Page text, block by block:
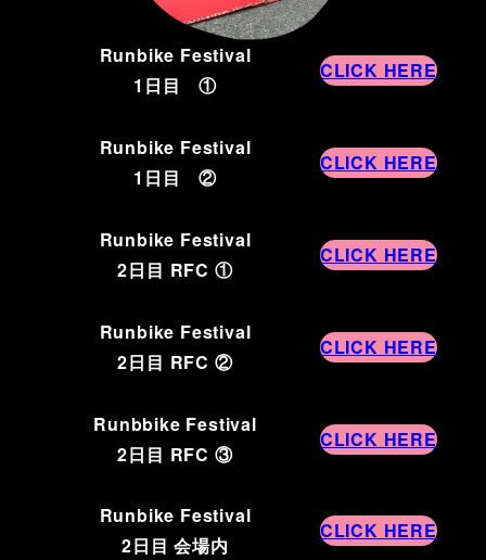
Runbike Festival
1日目 ①
CLICK HERE
Runbike Festival
1日目 ②
CLICK HERE
Runbike Festival
2日目 RFC ①
CLICK HERE
Runbike Festival
2日目 RFC ②
CLICK HERE
Runbbike Festival
2日目 RFC ③
CLICK HERE
Runbike Festival
2日目 会場内
CLICK HERE